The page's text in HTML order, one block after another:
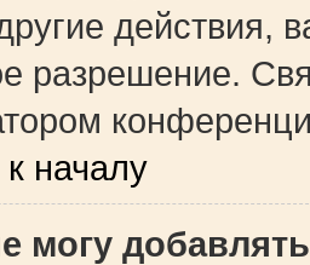
действия,
разрешение.
началу
могу